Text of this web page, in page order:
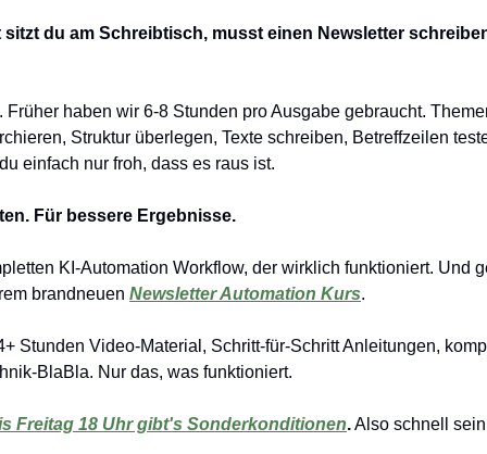
sitzt du am Schreibtisch, musst einen Newsletter
Früher haben wir 6-8 Stunden pro Ausgabe gebraucht.
Struktur überlegen, Texte schreiben, Betreffzeilen
einfach nur froh, dass es raus ist.
Für bessere Ergebnisse.
KI-Automation Workflow, der wirklich funktioniert. Und
brandneuen Newsletter Automation Kurs.
Stunden Video-Material, Schritt-für-Schritt Anleitungen,
BlaBla. Nur das, was funktioniert.
Freitag 18 Uhr gibt's Sonderkonditionen. Also schnell